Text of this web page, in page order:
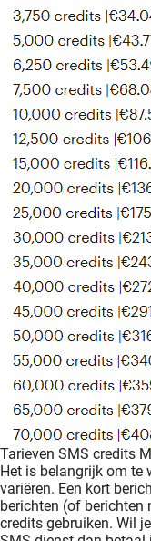
Tarieven SMS credits
Het is belangrijk om te
variëren. Een kort
berichten (of berichten
credits gebruiken. Wil